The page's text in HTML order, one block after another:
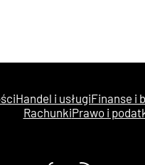
Handel i usługiFinanse i
RachunkiPrawo i